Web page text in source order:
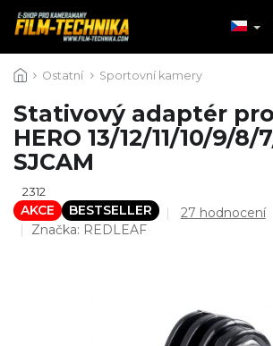
na
Ostatní Sportovní kamery
Stativový adaptér
HERO 13/12/11/10/9/
SJCAM
2312
AKCE BESTSELLER
Průměrné
5
hvězdiček.
27 hodnocení
Značka: REDLEAF